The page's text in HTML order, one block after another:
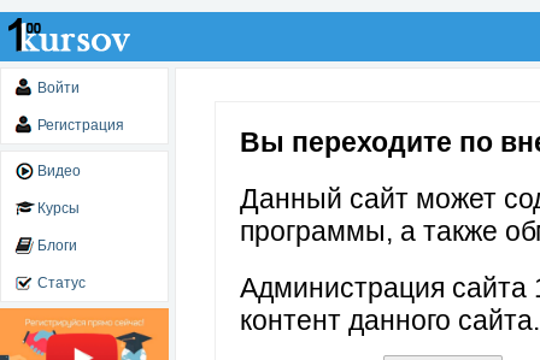
Войти
Регистрация
Видео
Курсы
Блоги
Статус
Вы переходите по
Данный сайт может
программы, а также
Администрация сайта
контент данного сайта.